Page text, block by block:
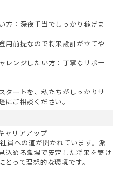
方：深夜手当でしっかり稼げま
用前提なので将来設計が立てや
レンジしたい方：丁寧なサポー
タートを、私たちがしっかりサ
にご相談ください。
ャリアアップ
員への道が開かれています。派
込める職場で安定した将来を築け
って理想的な環境です。